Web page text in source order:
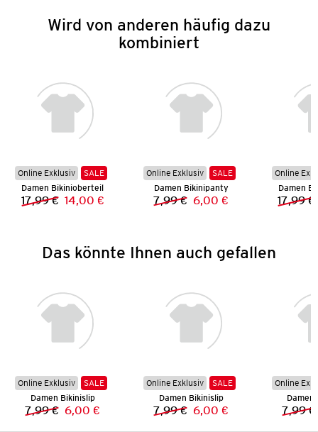
Wird von anderen häufig dazu
kombiniert
Online Exklusiv
SALE
Damen Bikinioberteil
Vorheriger Preis:
17,99 € Neuer Preis:
14,00 €
Online Exklusiv
SALE
Damen Bikinipanty
Vorheriger Preis:
7,99 € Neuer Preis:
6,00 €
Online
Damen
17,99 €
Das könnte Ihnen auch gefallen
Online Exklusiv
SALE
Damen Bikinislip
Vorheriger Preis:
7,99 € Neuer Preis:
6,00 €
Online Exklusiv
SALE
Damen Bikinislip
Vorheriger Preis:
7,99 € Neuer Preis:
6,00 €
Online
Damen
7,99 €